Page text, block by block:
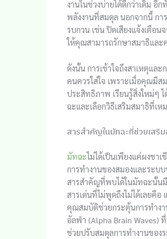
งานในช่วงบ่ายได้ดีกว่าเดิม อี
พลังงานที่สมดุล นอกจากนี้ กา
รบกวน เช่น ปิดเสียงแจ้งเตือ
ให้คุณสามารถรักษาสมาธิและ
ดังนั้น การเข้าใจถึงสาเหตุแล
คนควรใส่ใจ เพราะเมื่อคุณมีส
ประสิทธิภาพ เรียนรู้สิ่งใหม่ๆ
ฉะและเลือกวิธีเสริมสมาธิที่เห
สารสำคัญในมัทฉะที่ช่วยเสริ
มัทฉะไม่ได้เป็นเพียงแค่ผงชา
การทำงานของสมองและระบ
สารสำคัญที่พบได้ในมัทฉะนั้นมี
สารเด่นที่ไม่พูดถึงไม่ได้เลยคื
คุณสมบัติช่วยกระตุ้นการทำงา
อัลฟ่า (Alpha Brain Waves)
ช่วยปรับสมดุลการทำงานของ